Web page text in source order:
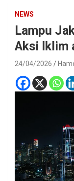
NEWS
Lampu
Aksi Iklim
24/04/2026